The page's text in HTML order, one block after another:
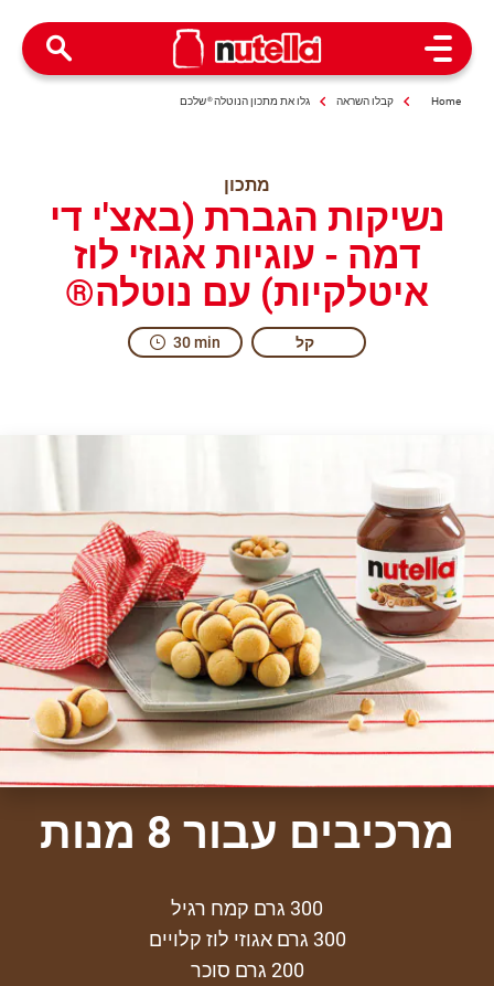
Home קבלו השראה גלו את מתכון הנוטלה®שלכם
מתכון
נשיקות הגברת (באצ'י די
דמה - עוגיות אגוזי לוז
איטלקיות) עם נוטלה®
קל 30 min
מרכיבים עבור 8 מנות
300 גרם קמח רגיל
300 גרם אגוזי לוז קלויים
200 גרם סוכר